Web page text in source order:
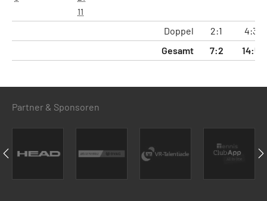
11
Doppel 2:1
4:3
Gesamt
7:2 14:5
Partner & Sponsoren